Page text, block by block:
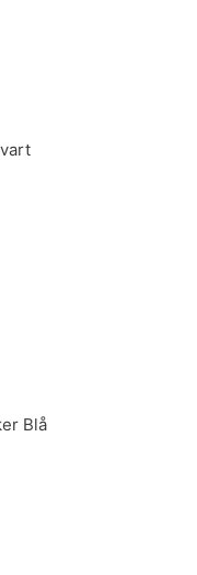
Blå